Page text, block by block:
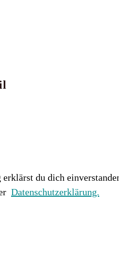
du dich
Datenschutzerklärung.